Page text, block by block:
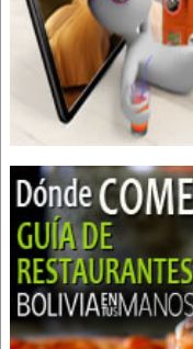
Transporte de Pasajeros
Churrasquerías
Restaurantes:
Restaurantes
Restaurantes: Comida
Restaurantes: Comida
Transporte de carga
Mudanzas
Mudanzas
Mudanzas Nacionales
Servicio de Carga y